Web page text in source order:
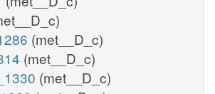
(met__D_c)
(met__D_c)
(met__D_c)